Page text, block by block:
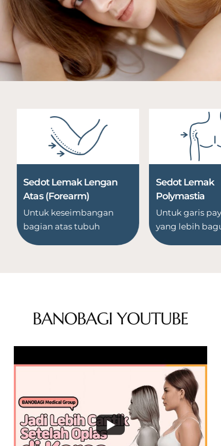
Sedot Lemak Lengan
Atas (Forearm)
Untuk keseimbangan
bagian atas tubuh
Sedot Lemak
Polymastia
Untuk garis
yang lebih
BANOBAGI YOUTUBE